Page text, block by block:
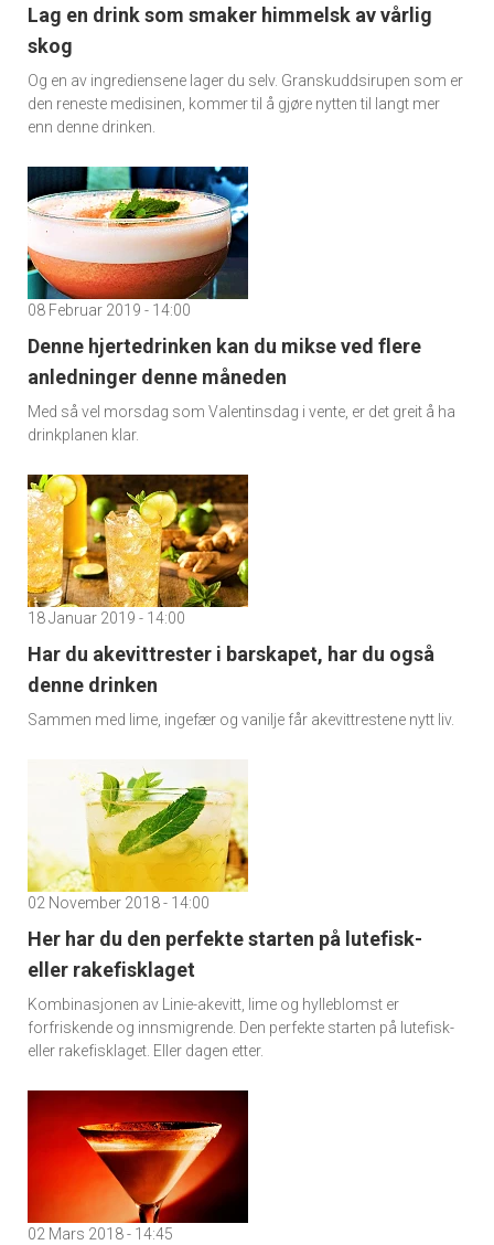
Lag en drink som smaker himmelsk av vårlig
skog
Og en av ingrediensene lager du selv. Granskuddsirupen som er
den reneste medisinen, kommer til å gjøre nytten til langt mer
enn denne drinken.
08 Februar 2019 - 14:00
Denne hjertedrinken kan du mikse ved flere
anledninger denne måneden
Med så vel morsdag som Valentinsdag i vente, er det greit å ha
drinkplanen klar.
18 Januar 2019 - 14:00
Har du akevittrester i barskapet, har du også
denne drinken
Sammen med lime, ingefær og vanilje får akevittrestene nytt liv.
02 November 2018 - 14:00
Her har du den perfekte starten på lutefisk-
eller rakefisklaget
Kombinasjonen av Linie-akevitt, lime og hylleblomst er
forfriskende og innsmigrende. Den perfekte starten på lutefisk-
eller rakefisklaget. Eller dagen etter.
02 Mars 2018 - 14:45